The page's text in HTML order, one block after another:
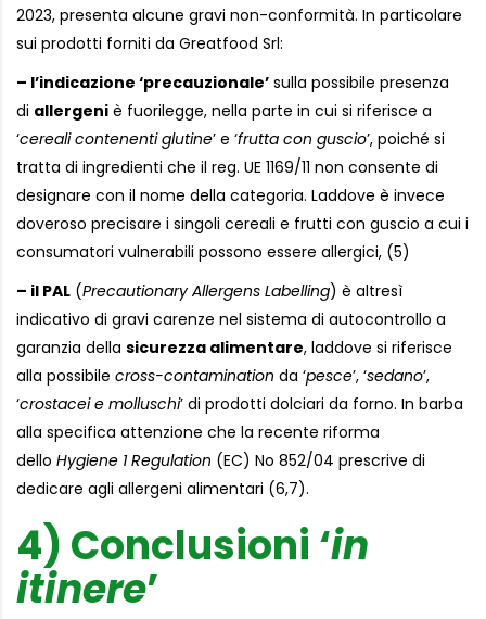
2023, presenta alcune gravi non-conformità. In particolare
sui prodotti forniti da Greatfood Srl:
– l’indicazione ‘precauzionale’ sulla possibile presenza
di allergeni è fuorilegge, nella parte in cui si riferisce a
‘cereali contenenti glutine’ e ‘frutta con guscio’, poiché si
tratta di ingredienti che il reg. UE 1169/11 non consente di
designare con il nome della categoria. Laddove è invece
doveroso precisare i singoli cereali e frutti con guscio a cui i
consumatori vulnerabili possono essere allergici, (5)
– il PAL (Precautionary Allergens Labelling) è altresì
indicativo di gravi carenze nel sistema di autocontrollo a
garanzia della sicurezza alimentare, laddove si riferisce
alla possibile cross-contamination da ‘pesce’, ‘sedano’,
‘crostacei e molluschi’ di prodotti dolciari da forno. In barba
alla specifica attenzione che la recente riforma
dello Hygiene 1 Regulation (EC) No 852/04 prescrive di
dedicare agli allergeni alimentari (6,7).
4) Conclusioni ‘in
itinere’